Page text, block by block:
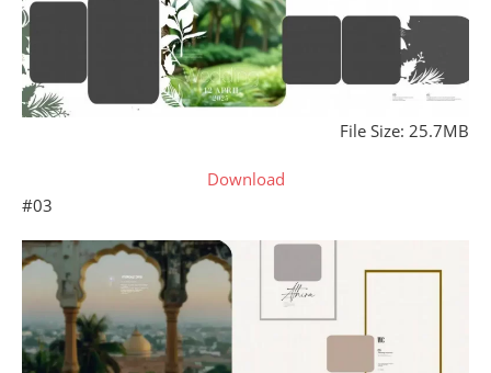
File Size: 25.7MB
Download
#03